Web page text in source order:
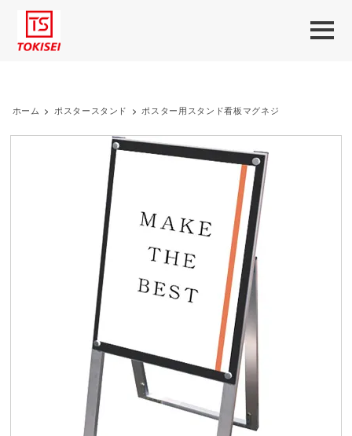
ホーム > ポスタースタンド > ポスター用スタンド看板マグネジ